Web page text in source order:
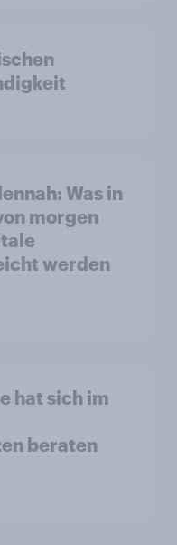
Was in
morgen
werden
hat sich im
beraten